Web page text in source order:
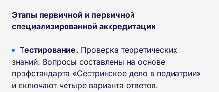
Этапы первичной и первичной
специализированной аккредитации
Тестирование. Проверка теоретических
знаний. Вопросы составлены на основе
профстандарта «Сестринское дело в педиатрии»
и включают четыре варианта ответов.